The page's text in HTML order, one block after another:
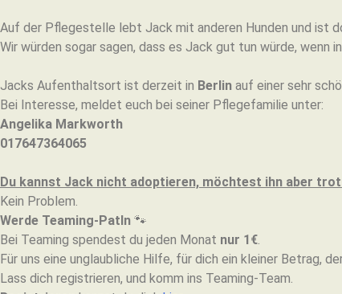
Auf der Pflegestelle lebt Jack mit anderen Hunden und ist
Wir würden sogar sagen, dass es Jack gut tun würde, wenn
Jacks Aufenthaltsort ist derzeit in Berlin auf einer sehr
Bei Interesse, meldet euch bei seiner Pflegefamilie unter:
Angelika Markworth
017647364065
Du kannst Jack nicht adoptieren, möchtest ihn aber
Kein Problem.
Werde Teaming-PatIn 🐾
Bei Teaming spendest du jeden Monat nur 1€.
Für uns eine unglaubliche Hilfe, für dich ein kleiner Betrag,
Lass dich registrieren, und komm ins Teaming-Team.